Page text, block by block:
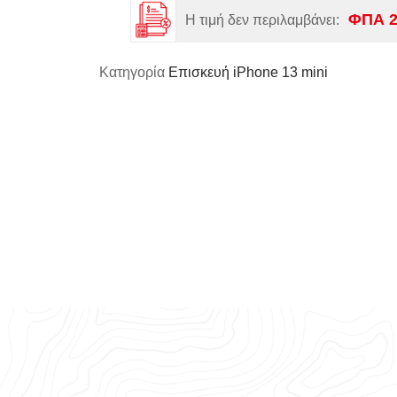
Η τιμή δεν περιλαμβάνει: ΦΠΑ
Κατηγορία Επισκευή iPhone 13 mini